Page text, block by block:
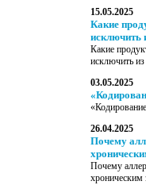
15.05.2025
Какие
исключить
Какие
исключить
03.05.2025
26.04.2025
Почему
Почему
хроническим